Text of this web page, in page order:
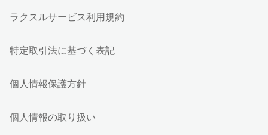
ラクスルサービス利用規約
特定取引法に基づく表記
個人情報保護方針
個人情報の取り扱い